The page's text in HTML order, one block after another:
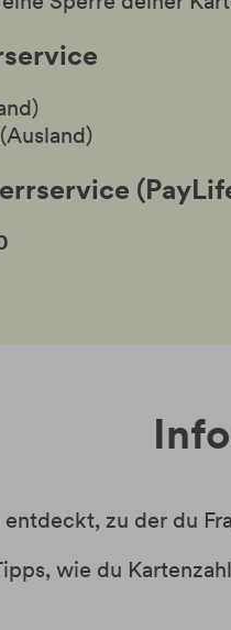
(Ausland)
zu der du
wie du